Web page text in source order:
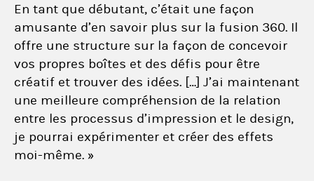
En tant que débutant, c’était une façon
amusante d’en savoir plus sur la fusion 360. Il
offre une structure sur la façon de concevoir
vos propres boîtes et des défis pour être
créatif et trouver des idées. […] J’ai maintenant
une meilleure compréhension de la relation
entre les processus d’impression et le design,
je pourrai expérimenter et créer des effets
moi-même. »